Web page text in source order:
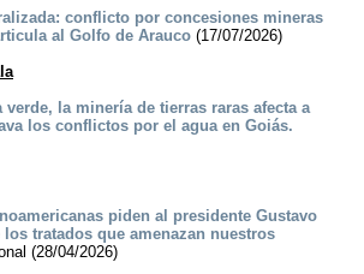
conflicto por concesiones mineras
al Golfo de Arauco (17/07/2026)
verde, la minería de tierras raras afecta a
los conflictos por el agua en Goiás.
piden al presidente Gustavo
tratados que amenazan nuestros
(28/04/2026)